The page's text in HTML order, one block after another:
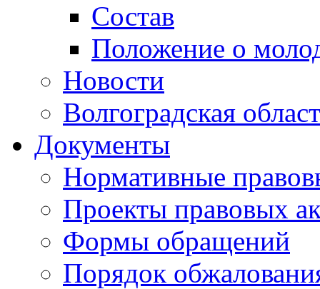
Состав
Положение о
Новости
Волгоградская
Документы
Нормативные
Проекты правовых
Формы обращений
Порядок